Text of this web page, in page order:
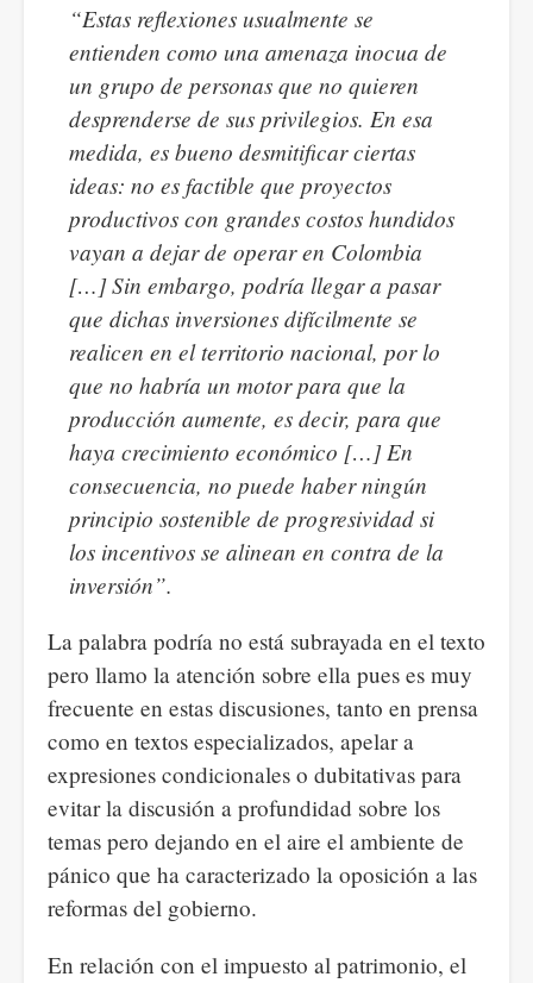
“Estas reflexiones usualmente se
entienden como una amenaza inocua de
un grupo de personas que no quieren
desprenderse de sus privilegios. En esa
medida, es bueno desmitificar ciertas
ideas: no es factible que proyectos
productivos con grandes costos hundidos
vayan a dejar de operar en Colombia
[…] Sin embargo, podría llegar a pasar
que dichas inversiones difícilmente se
realicen en el territorio nacional, por lo
que no habría un motor para que la
producción aumente, es decir, para que
haya crecimiento económico […] En
consecuencia, no puede haber ningún
principio sostenible de progresividad si
los incentivos se alinean en contra de la
inversión”.
La palabra podría no está subrayada en el texto
pero llamo la atención sobre ella pues es muy
frecuente en estas discusiones, tanto en prensa
como en textos especializados, apelar a
expresiones condicionales o dubitativas para
evitar la discusión a profundidad sobre los
temas pero dejando en el aire el ambiente de
pánico que ha caracterizado la oposición a las
reformas del gobierno.
En relación con el impuesto al patrimonio, el